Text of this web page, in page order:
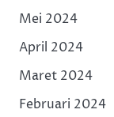
Mei 2024
April 2024
Maret 2024
Februari 2024